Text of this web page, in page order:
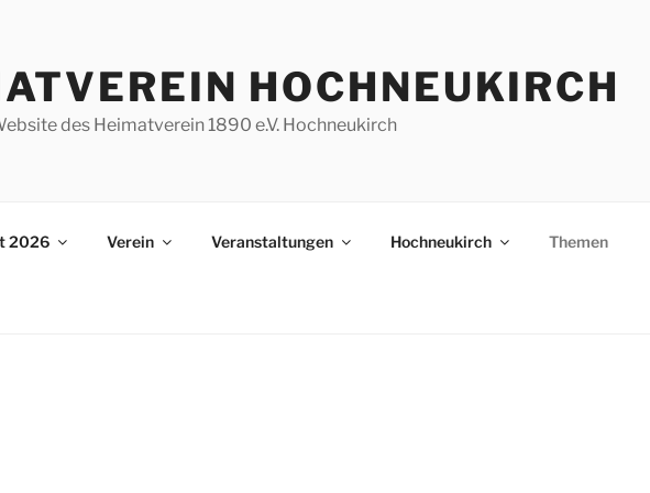
HOCHNEUKIRCH
des Heimatverein 1890 e.V. Hochneukirch
2026 Verein Veranstaltungen Hochneukirch Themen